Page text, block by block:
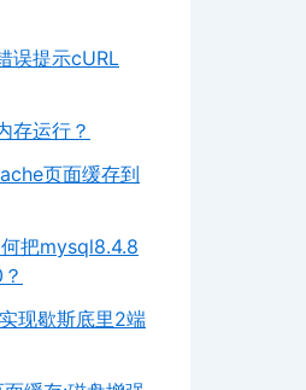
误提示cURL
存运行？
页面缓存到
把mysql8.4.8
现歇斯底里2端